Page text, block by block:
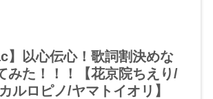
】以心伝心！歌詞割決めな
みた！！！【花京院ちえり/
ルロピノ/ヤマトイオリ】